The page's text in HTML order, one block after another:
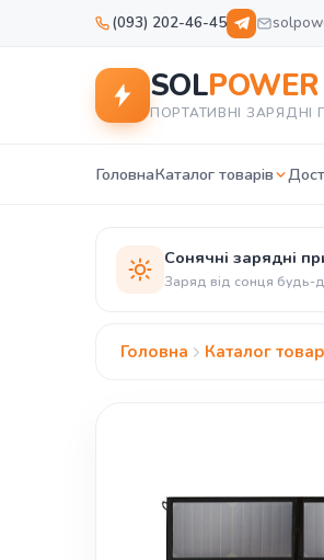
(093) 202-46-45
SOLPOWER
ПОРТАТИВНІ ЗАРЯДНІ
ГоловнаКаталог товарів
Сонячні зарядні
Заряд від сонця будь-
Головна Каталог